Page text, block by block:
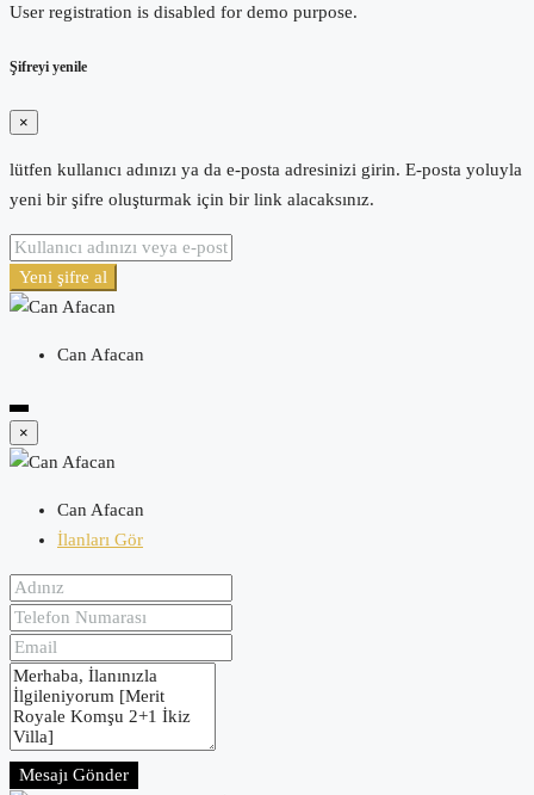
User registration is disabled for demo purpose.
Şifreyi yenile
×
lütfen kullanıcı adınızı ya da e-posta adresinizi girin. E-posta yoluyla
yeni bir şifre oluşturmak için bir link alacaksınız.
Yeni şifre al
Can Afacan
×
Can Afacan
İlanları Gör
Mesajı Gönder